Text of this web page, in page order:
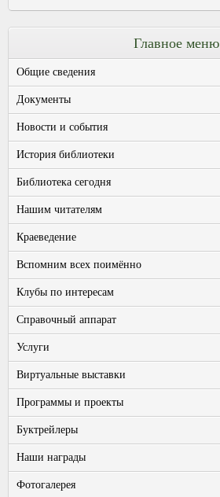
Главное меню
Общие сведения
Документы
Новости и события
История библиотеки
Библиотека сегодня
Нашим читателям
Краеведение
Вспомним всех поимённо
Клубы по интересам
Справочный аппарат
Услуги
Виртуальные выставки
Программы и проекты
Буктрейлеры
Наши награды
Фотогалерея